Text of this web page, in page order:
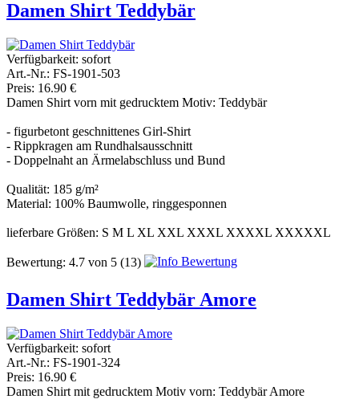
Damen Shirt Teddybär
Verfügbarkeit: sofort
Art.-Nr.: FS-1901-503
Preis: 16.90 €
Damen Shirt vorn mit gedrucktem Motiv: Teddybär
- figurbetont geschnittenes Girl-Shirt
- Rippkragen am Rundhalsausschnitt
- Doppelnaht an Ärmelabschluss und Bund
Qualität: 185 g/m²
Material: 100% Baumwolle, ringgesponnen
lieferbare Größen: S M L XL XXL XXXL XXXXL XXXXXL
Bewertung: 4.7 von 5 (13)
Damen Shirt Teddybär Amore
Verfügbarkeit: sofort
Art.-Nr.: FS-1901-324
Preis: 16.90 €
Damen Shirt mit gedrucktem Motiv vorn: Teddybär Amore